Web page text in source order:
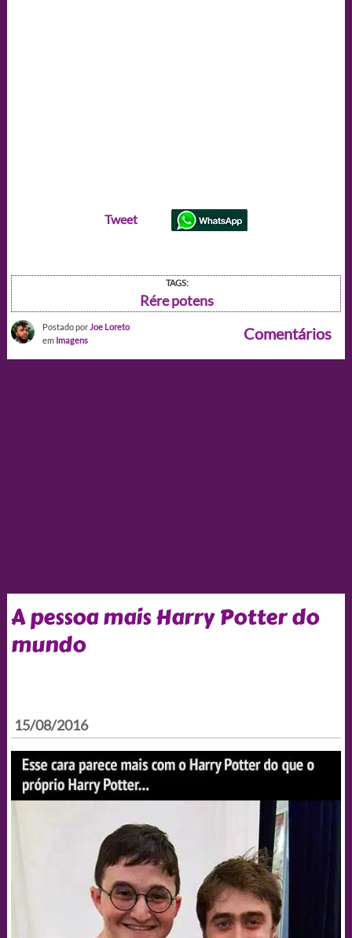
Tweet
TAGS:
Rére potens
Postado por Joe Loreto
em Imagens Comentários
A pessoa mais Harry Potter do
mundo
15/08/2016